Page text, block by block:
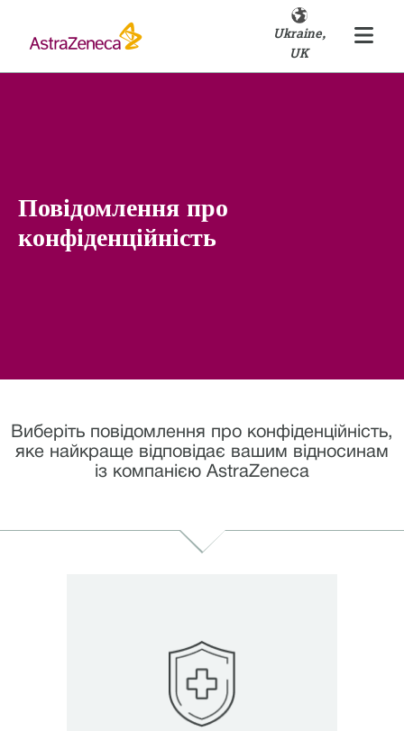
Ukraine,
UK
Повідомлення про
конфіденційність
Виберіть повідомлення про конфіденційність,
яке найкраще відповідає вашим відносинам
із компанією AstraZeneca